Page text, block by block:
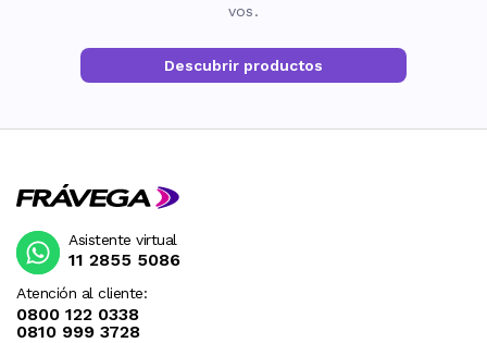
vos.
Descubrir productos
Atención al cliente:
0800 122 0338
0810 999 3728
Asistente virtual
11 2855 5086